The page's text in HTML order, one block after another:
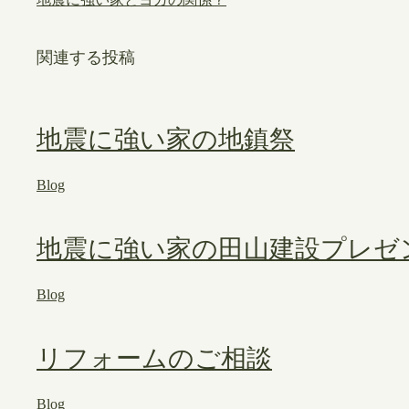
関連する投稿
地震に強い家の地鎮祭
Blog
地震に強い家の田山建設プレゼ
Blog
リフォームのご相談
Blog